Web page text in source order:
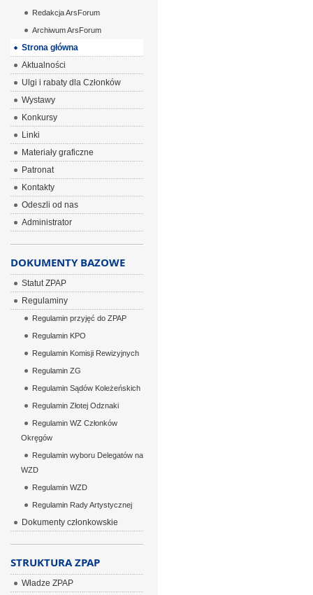
Redakcja ArsForum
Archiwum ArsForum
Strona główna
Aktualności
Ulgi i rabaty dla Członków
Wystawy
Konkursy
Linki
Materiały graficzne
Patronat
Kontakty
Odeszli od nas
Administrator
DOKUMENTY BAZOWE
Statut ZPAP
Regulaminy
Regulamin przyjęć do ZPAP
Regulamin KPO
Regulamin Komisji Rewizyjnych
Regulamin ZG
Regulamin Sądów Koleżeńskich
Regulamin Złotej Odznaki
Regulamin WZ Członków
Okręgów
Regulamin wyboru Delegatów na
WZD
Regulamin WZD
Regulamin Rady Artystycznej
Dokumenty członkowskie
STRUKTURA ZPAP
Władze ZPAP